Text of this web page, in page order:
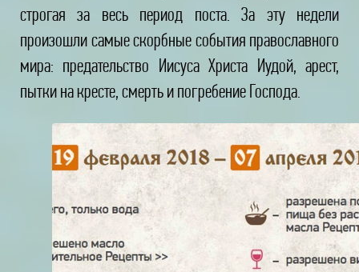
строгая за весь период поста. За эту недели
произошли самые скорбные события православного
мира: предательство Иисуса Христа Иудой, арест,
пытки на кресте, смерть и погребение Господа.